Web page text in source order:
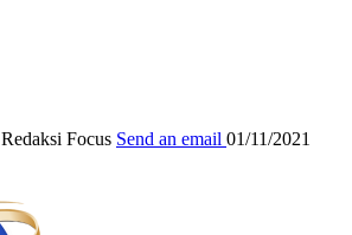
Redaksi Focus Send an email 01/11/2021